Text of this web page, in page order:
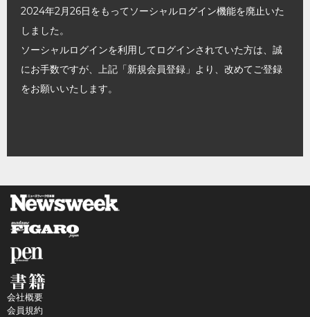
2024年2月26日をもってソーシャルログイン機能を廃止いた
しました。
ソーシャルログインを利用してログインされていた方は、誠
にお手数ですが、上記「新規会員登録」より、改めてご登録
をお願いいたします。
会社概要
会員規約